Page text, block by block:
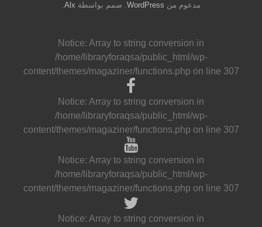
مدعوم من WordPress. صمم بواسطة Alx
.
Notice: Array to string conversion in
/home/libraryforaqsa/public_html/wp-
content/themes/magaziner/functions.php on line 307
Notice: Array to string conversion in
/home/libraryforaqsa/public_html/wp-
content/themes/magaziner/functions.php on line 307
Notice: Array to string conversion in
/home/libraryforaqsa/public_html/wp-
content/themes/magaziner/functions.php on line 307
Notice: Array to string conversion in